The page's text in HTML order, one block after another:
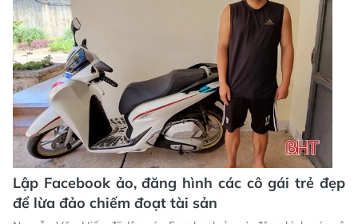
Lập Facebook ảo, đăng hình các cô gái trẻ đẹp
để lừa đảo chiếm đoạt tài sản